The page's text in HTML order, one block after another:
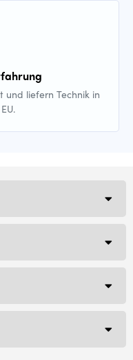
und liefern Technik in